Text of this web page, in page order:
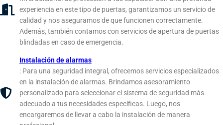
experiencia en este tipo de puertas, garantizamos un servicio de
calidad y nos aseguramos de que funcionen correctamente.
Además, también contamos con servicios de apertura de puertas
blindadas en caso de emergencia.
Instalación de alarmas
: Para una seguridad integral, ofrecemos servicios especializados
en la instalación de alarmas. Brindamos asesoramiento
personalizado para seleccionar el sistema de seguridad más
adecuado a tus necesidades específicas. Luego, nos
encargaremos de llevar a cabo la instalación de manera